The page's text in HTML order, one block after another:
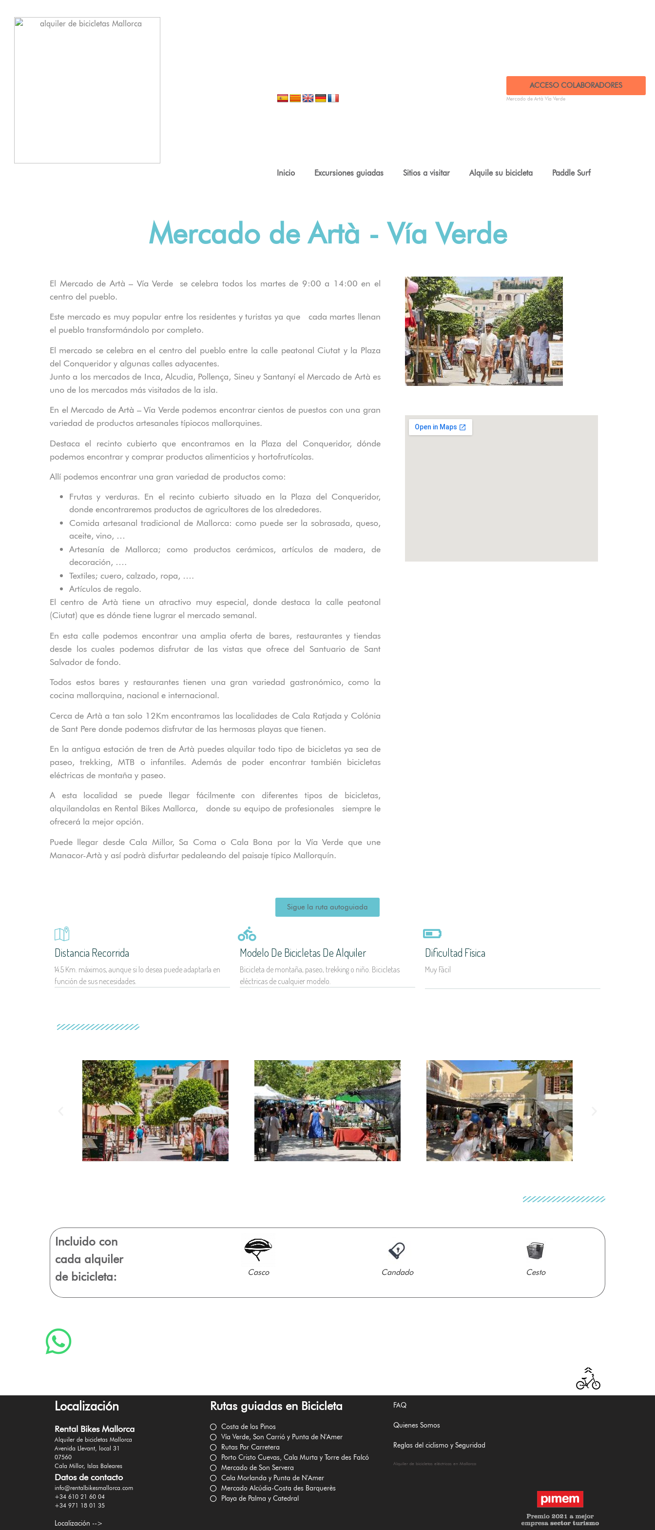
ACCESO COLABORADORES
Mercado de Artà Vía Verde
Inicio Excursiones guiadas Sitios a visitar Alquile su bicicleta Paddle Surf
Mercado de Artà - Vía Verde
El Mercado de Artà – Vía Verde se celebra todos los martes de 9:00 a 14:00 en el
centro del pueblo.
Este mercado es muy popular entre los residentes y turistas ya que cada martes llenan
el pueblo transformándolo por completo.
El mercado se celebra en el centro del pueblo entre la calle peatonal Ciutat y la Plaza
del Conqueridor y algunas calles adyacentes.
Junto a los mercados de Inca, Alcudia, Pollença, Sineu y Santanyí el Mercado de Artà es
uno de los mercados más visitados de la isla.
En el Mercado deArtà – Vía Verde podemos encontrar cientos de puestos con una gran
variedad de productos artesanales típiocos mallorquines.
Destaca el recinto cubierto que encontramos en la Plaza del Conqueridor, dónde
podemos encontrar y comprar productos alimenticios y hortofrutícolas.
Allí podemos encontrar una gran variedad de productos como:
Frutas y verduras. En el recinto cubierto situado en la Plaza del Conqueridor,
donde encontraremos productos de agricultores de los alrededores.
Comida artesanal tradicional de Mallorca: como puede ser la sobrasada, queso,
aceite, vino, …
Artesanía de Mallorca; como productos cerámicos, artículos de madera, de
decoración, ….
Textiles; cuero, calzado, ropa, ….
Artículos de regalo.
El centro de Artà tiene un atractivo muy especial, donde destaca la calle peatonal
(Ciutat) que es dónde tiene lugrar el mercado semanal.
En esta calle podemos encontrar una amplia oferta de bares, restaurantes y tiendas
desde los cuales podemos disfrutar de las vistas que ofrece del Santuario de Sant
Salvador de fondo.
Todos estos bares y restaurantes tienen una gran variedad gastronómico, como la
cocina mallorquina, nacional e internacional.
Cerca de Artà a tan solo 12Km encontramos las localidades de Cala Ratjaday Colónia
de Sant Pere donde podemos disfrutar de las hermosas playas que tienen.
En la antigua estación de tren de Artà puedes alquilar todo tipo de bicicletas ya sea de
paseo, trekking, MTB o infantiles. Además de poder encontrar también bicicletas
eléctricas de montaña y paseo.
A esta localidad se puede llegar fácilmente con diferentes tipos de bicicletas,
alquilandolas en Rental Bikes Mallorca,
donde su equipo de profesionales siempre le
ofrecerá la mejor opción.
Puede llegar desde Cala Millor, Sa Coma o Cala Bona por la Vía Verde que une
Manacor-Artà y así podrà disfurtar pedaleando del paisaje típico Mallorquín.
Sigue la ruta autoguiada
Distancia Recorrida
14.5 Km. máximos, aunque si lo desea puede adaptarla en
función de sus necesidades.
Modelo De Bicicletas De Alquiler
Bicicleta de montaña, paseo, trekking o niño. Bicicletas
eléctricas de cualquier modelo.
Dificultad Física
Muy Fácil
Incluido con
cada alquiler
de bicicleta:
Casco Candado Cesto
Localización
Rental Bikes Mallorca
Alquiler de bicicletas Mallorca
Avenida Llevant, local 31
07560
Cala Millor, Islas Baleares
Datos de contacto
info@rentalbikesmallorca.com
+34 610 21 60 04
+34 971 18 01 35
Localización -->
Rutas guiadas en Bicicleta
Costa de los Pinos
Vía Verde, Son Carrió y Punta de N'Amer
Rutas Por Carretera
Porto Cristo Cuevas, Cala Murta y Torre des Falcó
Mercado de Son Servera
Cala Morlanda y Punta de N'Amer
Mercado Alcúdia-Costa des Barquerès
Playa de Palma y Catedral
FAQ
Quienes Somos
Reglas del ciclismo y Seguridad
Alquiler de bicicletas eléctricas en Mallorca